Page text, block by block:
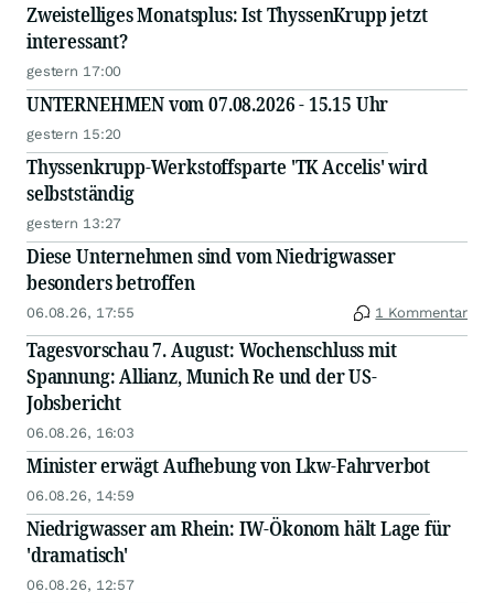
Zweistelliges Monatsplus: Ist ThyssenKrupp jetzt
interessant?
gestern 17:00
UNTERNEHMEN vom 07.08.2026 - 15.15 Uhr
gestern 15:20
Thyssenkrupp-Werkstoffsparte 'TK Accelis' wird
selbstständig
gestern 13:27
Diese Unternehmen sind vom Niedrigwasser
besonders betroffen
06.08.26, 17:55 1 Kommentar
Tagesvorschau 7. August: Wochenschluss mit
Spannung: Allianz, Munich Re und der US-
Jobsbericht
06.08.26, 16:03
Minister erwägt Aufhebung von Lkw-Fahrverbot
06.08.26, 14:59
Niedrigwasser am Rhein: IW-Ökonom hält Lage für
'dramatisch'
06.08.26, 12:57